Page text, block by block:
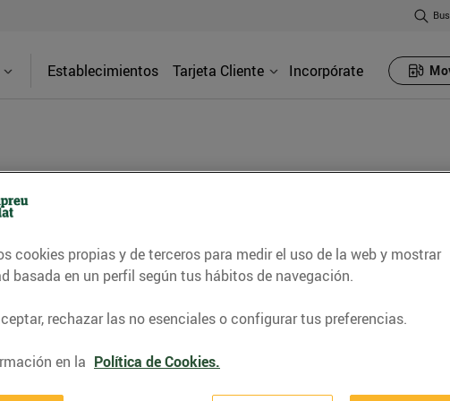
Establecimientos Tarjeta Cliente Incorpórate
todo lo que necesitas: frutas y
charcutería a tu gusto, y mucho
productos locales!
Dirección
Av. Generalitat, s/
cookies propias y de terceros para medir el uso de la web y mostrar
basada en un perfil según tus hábitos de navegación.
rechazar las no esenciales o configurar tus preferencias.
en la Política de Cookies.